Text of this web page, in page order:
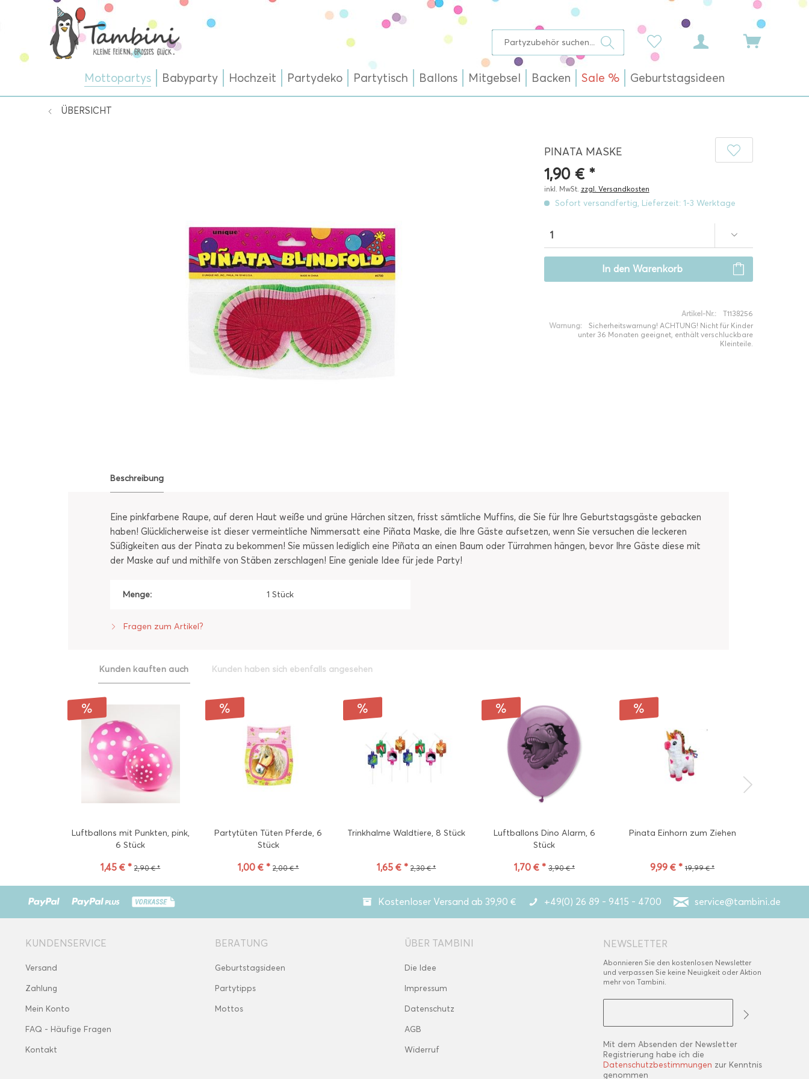
Mottopartys Babyparty Hochzeit Partydeko Partytisch Ballons Mitgebsel Backen Sale % Geburtstagsideen
ÜBERSICHT
PINATA MASKE
1,90 € *
inkl. MwSt. zzgl. Versandkosten
Sofort versandfertig, Lieferzeit: 1-3 Werktage
In den Warenkorb
Artikel-Nr.:
T1138256
Warnung:
Sicherheitswarnung! ACHTUNG! Nicht für Kinder
unter 36 Monaten geeignet, enthält verschluckbare
Kleinteile.
Beschreibung
Eine pinkfarbene Raupe, auf deren Haut weiße und grüne Härchen sitzen, frisst sämtliche Muffins, die Sie für Ihre Geburtstagsgäste gebacken
haben! Glücklicherweise ist dieser vermeintliche Nimmersatt eine Piñata Maske, die Ihre Gäste aufsetzen, wenn Sie versuchen die leckeren
Süßigkeiten aus der Pinata zu bekommen! Sie müssen lediglich eine Piñata an einen Baum oder Türrahmen hängen, bevor Ihre Gäste diese mit
der Maske auf und mithilfe von Stäben zerschlagen! Eine geniale Idee für jede Party!
Menge: 1 Stück
Fragen zum Artikel?
Kunden kauften auch Kunden haben sich ebenfalls angesehen
Luftballons mit Punkten, pink,
6 Stück
1,45 € * 2,90 € *
Partytüten Tüten Pferde, 6
Stück
1,00 € * 2,00 € *
Trinkhalme Waldtiere, 8 Stück
1,65 € * 2,30 € *
Luftballons Dino Alarm, 6
Stück
1,70 € * 3,90 € *
Pinata Einhorn zum Ziehen
9,99 € * 19,99 € *
Kostenloser Versand ab 39,90 € +49(0) 26 89 - 9415 - 4700 service@tambini.de
KUNDENSERVICE
Versand
Zahlung
Mein Konto
FAQ - Häufige Fragen
Kontakt
BERATUNG
Geburtstagsideen
Partytipps
Mottos
ÜBER TAMBINI
Die Idee
Impressum
Datenschutz
AGB
Widerruf
NEWSLETTER
Abonnieren Sie den kostenlosen Newsletter
und verpassen Sie keine Neuigkeit oder Aktion
mehr von Tambini.
Mit dem Absenden der Newsletter
Registrierung habe ich die
Datenschutzbestimmungen zur Kenntnis
genommen